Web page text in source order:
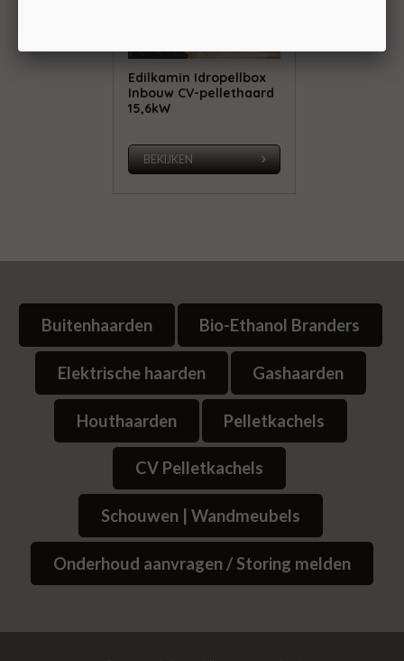
Edilkamin Idropellbox
Inbouw CV-pellethaard
15,6kW
BEKIJKEN
Buitenhaarden Bio-Ethanol Branders
Elektrische haarden Gashaarden
Houthaarden Pelletkachels
CV Pelletkachels
Schouwen | Wandmeubels
Onderhoud aanvragen / Storing melden